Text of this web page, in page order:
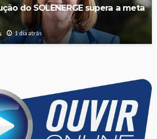
do SOLENERGE supera a meta
1 dia atrás